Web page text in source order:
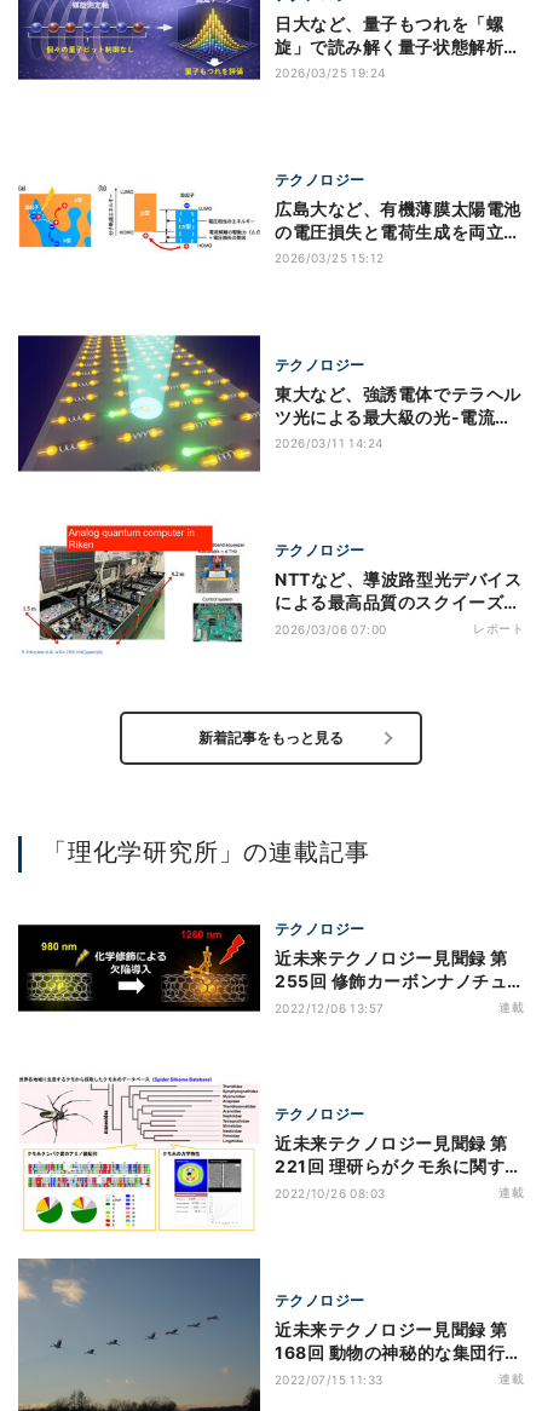
日大など、量子もつれを「螺
旋」で読み解く量子状態解析技
術を開発
2026/03/25 19:24
テクノロジー
広島大など、有機薄膜太陽電池
の電圧損失と電荷生成を両立し
高効率化に成功
2026/03/25 15:12
テクノロジー
東大など、強誘電体でテラヘル
ツ光による最大級の光-電流変
換効率を実証
2026/03/11 14:24
テクノロジー
NTTなど、導波路型光デバイス
による最高品質のスクイーズド
光生成に成功
2026/03/06 07:00 レポート
新着記事をもっと見る
「理化学研究所」の連載記事
テクノロジー
近未来テクノロジー見聞録 第
255回 修飾カーボンナノチュ
ーブが切り開く欠陥制御技術と
2022/12/06 13:57 連載
テクノロジー
近未来テクノロジー見聞録 第
221回 理研らがクモ糸に関する
情報をデータベース化 人工ク
2022/10/26 08:03 連載
テクノロジー
近未来テクノロジー見聞録 第
168回 動物の神秘的な集団行動
は原子の世界でも確認
2022/07/15 11:33 連載